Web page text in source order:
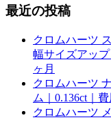
最近の投稿
クロムハーツ
幅サイズアッ
ヶ月
クロムハーツ
ム｜0.136ct｜
クロムハーツ